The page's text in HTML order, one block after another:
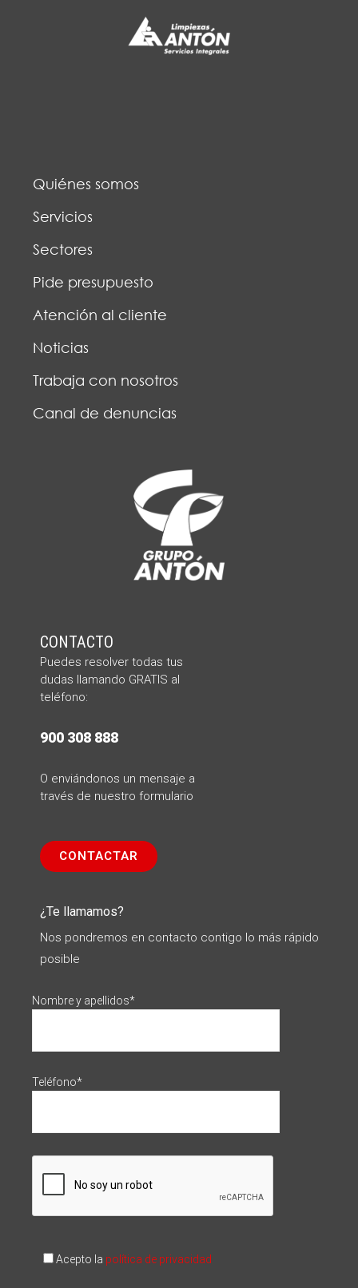
Quiénes somos
Servicios
Sectores
Pide presupuesto
Atención al cliente
Noticias
Trabaja con nosotros
Canal de denuncias
CONTACTO
Puedes resolver todas tus
dudas llamando GRATIS al
teléfono:
900 308 888
O enviándonos un mensaje a
través de nuestro formulario
CONTACTAR
¿Te llamamos?
Nos pondremos en contacto contigo lo más rápido
posible
Nombre y apellidos*
Teléfono*
Acepto la política de privacidad